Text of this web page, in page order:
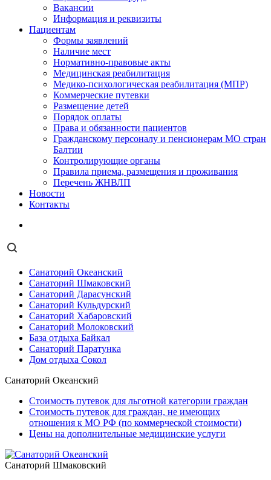
Вакансии
Информация и реквизиты
Пациентам
Формы заявлений
Наличие мест
Нормативно-правовые акты
Медицинская реабилитация
Медико-психологическая реабилитация (МПР)
Коммерческие путевки
Размещение детей
Порядок оплаты
Права и обязанности пациентов
Гражданскому персоналу и пенсионерам МО стран
Балтии
Контролирующие органы
Правила приема, размещения и проживания
Перечень ЖНВЛП
Новости
Контакты
Санаторий Океанский
Санаторий Шмаковский
Санаторий Дарасунский
Санаторий Кульдурский
Санаторий Хабаровский
Санаторий Молоковский
База отдыха Байкал
Санаторий Паратунка
Дом отдыха Сокол
Санаторий Океанский
Стоимость путевок для льготной категории граждан
Стоимость путевок для граждан, не имеющих
отношения к МО РФ (по коммерческой стоимости)
Цены на дополнительные медицинские услуги
Санаторий Шмаковский